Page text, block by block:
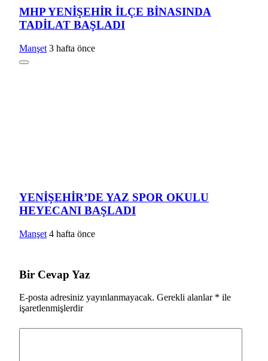
MHP YENİŞEHİR İLÇE BİNASINDA
TADİLAT BAŞLADI
Manşet 3 hafta önce
YENİŞEHİR’DE YAZ SPOR OKULU
HEYECANI BAŞLADI
Manşet 4 hafta önce
Bir Cevap Yaz
E-posta adresiniz yayınlanmayacak. Gerekli alanlar * ile
işaretlenmişlerdir